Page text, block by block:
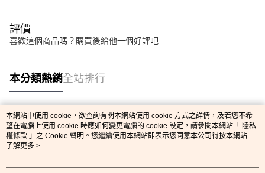
評價
喜歡這個商品嗎？購買後給他一個好評吧
本分類熱銷全站排行
熱門標籤
本網站中使用 cookie，欲查詢有關本網站使用 cookie 方式之詳情，及若您不希
望在電腦上使用 cookie 時應如何變更電腦的 cookie 設定，請參閱本網站「 隱私
權條款 」之 Cookie 聲明。您繼續使用本網站即表示您同意本公司得按本網站使
用條款之 Cookie 聲明使用 cookie。
了解更多 >